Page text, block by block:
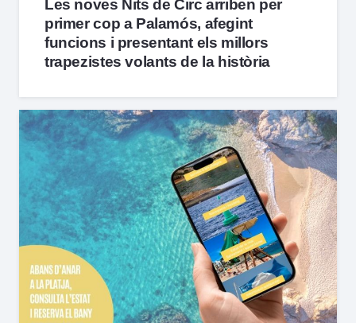
Les noves Nits de Circ arriben per
primer cop a Palamós, afegint
funcions i presentant els millors
trapezistes volants de la història